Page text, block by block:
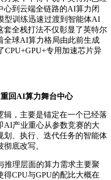
心到云端全链路的AI算力闭
型训练迅速过渡到智能体AI
套全栈打法不仅彰显了英特尔
全球AI算力格局由此前生成
CPU+GPU+专用加速芯片异
回AI算力舞台中心
，主要是锚定在一个已经落
AI产业重心从参数竞赛的大
划、执行、迭代任务的智能体
底改写。
推理层面的算力需求主要聚
CPU与GPU的配比大概在